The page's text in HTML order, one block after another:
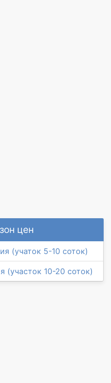
цен
(учаток 5-10 соток)
(участок 10-20 соток)